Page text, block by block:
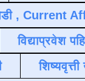
, Current
विद्याप्रवेश